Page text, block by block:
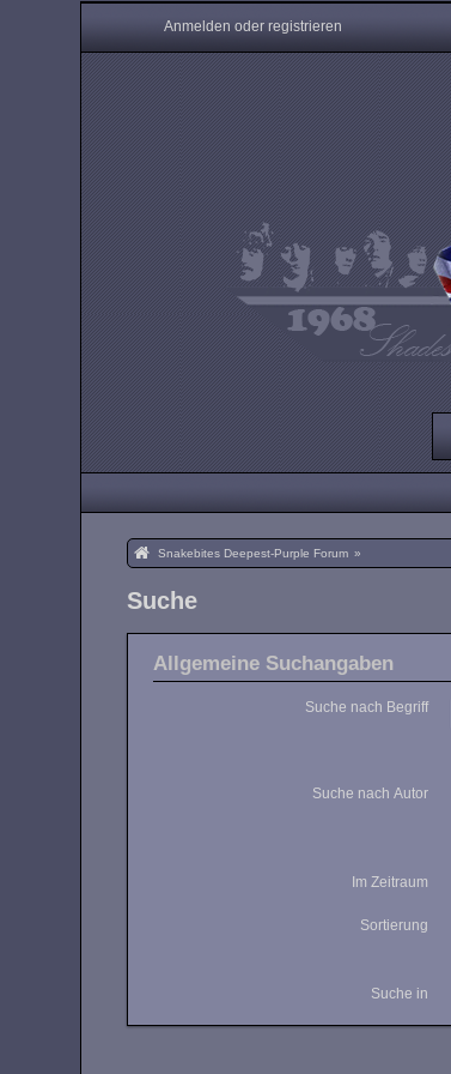
Anmelden oder registrieren
Snakebites Deepest-Purple Forum »
Suche
Allgemeine Suchangaben
Suche nach Begriff
Suche nach Autor
Im Zeitraum
Sortierung
Suche in